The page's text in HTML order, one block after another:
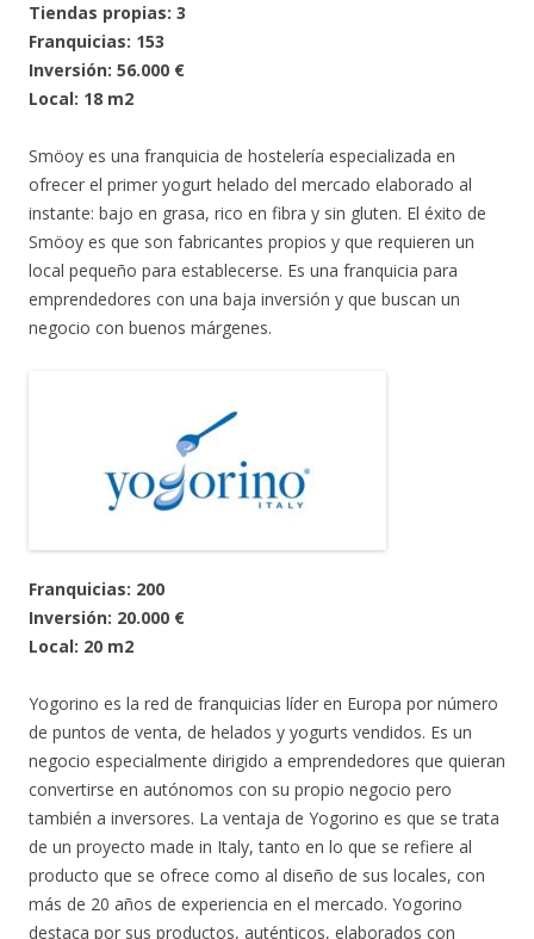
Tiendas propias: 3
Franquicias: 153
Inversión: 56.000 €
Local: 18 m2
Smöoy es una franquicia de hostelería especializada en
ofrecer el primer yogurt helado del mercado elaborado al
instante: bajo en grasa, rico en fibra y sin gluten. El éxito de
Smöoy es que son fabricantes propios y que requieren un
local pequeño para establecerse. Es una franquicia para
emprendedores con una baja inversión y que buscan un
negocio con buenos márgenes.
Franquicias: 200
Inversión: 20.000 €
Local: 20 m2
Yogorino es la red de franquicias líder en Europa por número
de puntos de venta, de helados y yogurts vendidos. Es un
negocio especialmente dirigido a emprendedores que quieran
convertirse en autónomos con su propio negocio pero
también a inversores. La ventaja de Yogorino es que se trata
de un proyecto made in Italy, tanto en lo que se refiere al
producto que se ofrece como al diseño de sus locales, con
más de 20 años de experiencia en el mercado. Yogorino
destaca por sus productos, auténticos, elaborados con